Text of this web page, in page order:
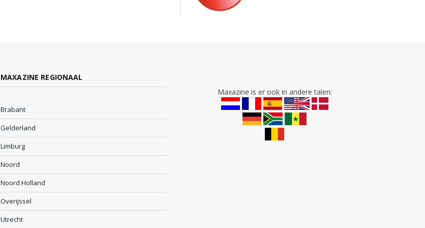
MAXAZINE REGIONAAL
Brabant
Gelderland
Limburg
Noord
Noord Holland
Overijssel
Utrecht
Maxazine is er ook in andere talen: